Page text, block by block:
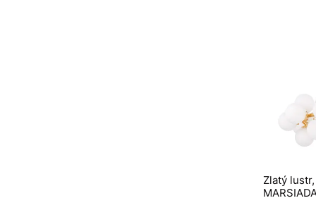
Zlatý